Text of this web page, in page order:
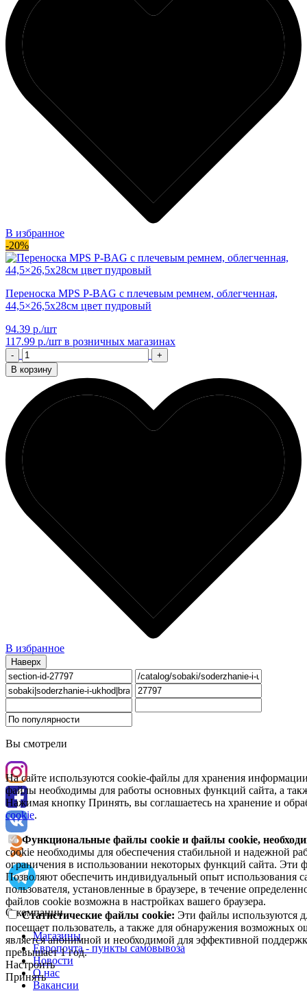
В избранное
-20%
Переноска MPS P-BAG с плечевым ремнем, облегченная,
44,5×26,5x28см цвет пудровый
94.39 р./шт
117.99 р./шт в розничных магазинах
-
+
В корзину
В избранное
Наверх
Вы смотрели
На сайте используются cookie-файлы для хранения
файлы необходимы для работы основных функций сайта, а
Нажимая кнопку Принять, вы соглашаетесь на хранение и
cookie.
Функциональные файлы cookie и файлы cookie,
cookie необходимы для обеспечения стабильной и надежной
ограничения в использовании некоторых функций сайта. Эти
Позволяют обеспечить индивидуальный опыт использования
пользователя, установленные в браузере, в течение
файлов cookie возможна в настройках вашего браузера.
Статистические файлы cookie: Эти файлы используются
посещает пользователь, а также для обнаружения возможных
является анонимной и необходимой для эффективной
превышает 1 год.
Настроить
Принять
О компании
Магазины
Европочта - пункты самовывоза
Новости
О нас
Вакансии